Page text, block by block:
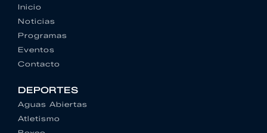
Inicio
Noticias
Programas
Eventos
Contacto
DEPORTES
Aguas Abiertas
Atletismo